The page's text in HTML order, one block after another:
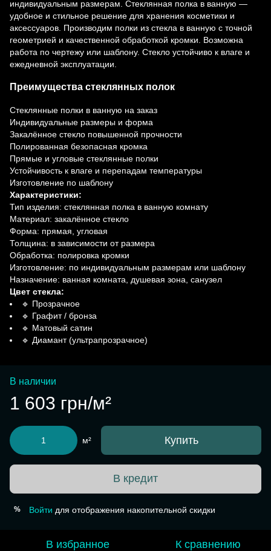
индивидуальным размерам. Стеклянная полка в ванную —
удобное и стильное решение для хранения косметики и
аксессуаров. Производим полки из стекла в ванную с точной
геометрией и качественной обработкой кромки. Возможна
работа по чертежу или шаблону. Стекло устойчиво к влаге и
ежедневной эксплуатации.
Преимущества стеклянных полок
Стеклянные полки в ванную на заказ
Индивидуальные размеры и форма
Закалённое стекло повышенной прочности
Полированная безопасная кромка
Прямые и угловые стеклянные полки
Устойчивость к влаге и перепадам температуры
Изготовление по шаблону
Характеристики:
Тип изделия: стеклянная полка в ванную комнату
Материал: закалённое стекло
Форма: прямая, угловая
Толщина: в зависимости от размера
Обработка: полировка кромки
Изготовление: по индивидуальным размерам или шаблону
Назначение: ванная комната, душевая зона, санузел
Цвет стекла:
🔹 Прозрачное
🔹 Графит / бронза
🔹 Матовый сатин
🔹 Диамант (ультрапрозрачное)
В наличии
1 603 грн/м²
м² Купить
В кредит
% Войти для отображения накопительной скидки
В избранное К сравнению